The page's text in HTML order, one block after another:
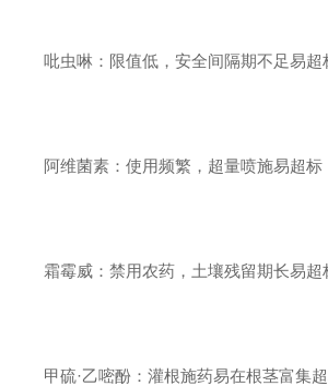
吡虫啉：限值低，安全间隔期不足易超
阿维菌素：使用频繁，超量喷施易超标
霜霉威：禁用农药，土壤残留期长易超
甲硫·乙嘧酚：灌根施药易在根茎富集